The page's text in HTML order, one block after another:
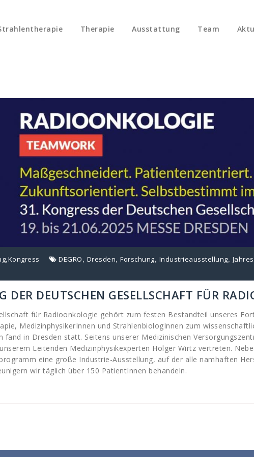
Therapie Ausstattung Team
,Kongress DEGRO, Dresden, Forschung, Industrieausstellung,
DER DEUTSCHEN GESELLSCHAFT FÜR
für Radioonkologie gehört zum festen Bestandteil unseres
MedizinphysikerInnen und StrahlenbiologInnen zum
in Dresden statt. Seitens unserer Medizinischen
Leitenden Medizinphysikexperten Holger Wirtz vertreten.
eine große Industrie-Ausstellung, auf der alle namhaften
wir täglich über 150 PatientInnen behandeln.